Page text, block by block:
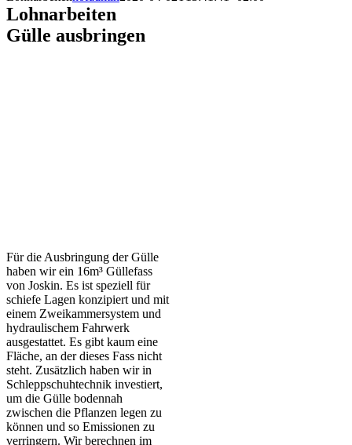
Lohnarbeiten
Gülle ausbringen
Für die Ausbringung der Gülle
haben wir ein 16m³ Güllefass
von Joskin. Es ist speziell für
schiefe Lagen konzipiert und mit
einem Zweikammersystem und
hydraulischem Fahrwerk
ausgestattet. Es gibt kaum eine
Fläche, an der dieses Fass nicht
steht. Zusätzlich haben wir in
Schleppschuhtechnik investiert,
um die Gülle bodennah
zwischen die Pflanzen legen zu
können und so Emissionen zu
verringern. Wir berechnen im